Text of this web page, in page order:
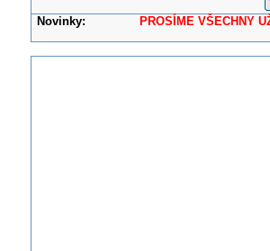
Novinky: PROSÍME VŠECHNY